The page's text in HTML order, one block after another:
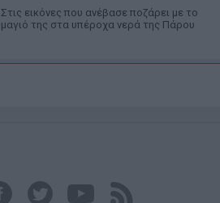
Στις εικόνες που ανέβασε ποζάρει με το
μαγιό της στα υπέροχα νερά της Πάρου